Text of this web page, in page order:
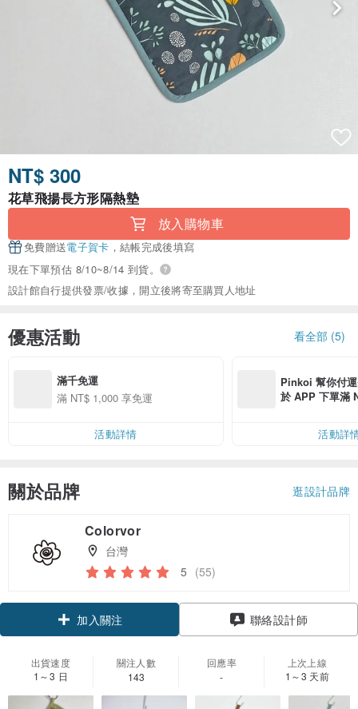
NT$ 300
花草飛揚長方形隔熱墊
放入購物車
免費贈送電子賀卡 ，結帳完成後填寫
現在下單預估 8/10~8/14 到貨。
設計館自行提供發票/收據，開立後將寄至購買人地址
優惠活動 看全部 (5)
滿千免運
滿 NT$ 1,000 享免運
活動詳情
Pinkoi 幫你付
於 APP 下單滿
活動詳
關於品牌 逛設計品牌
Colorvor
台灣
5 (55)
加入關注 聯絡設計師
出貨速度
1～3 日
關注人數
143
回應率
-
上次上線
1～3 天前